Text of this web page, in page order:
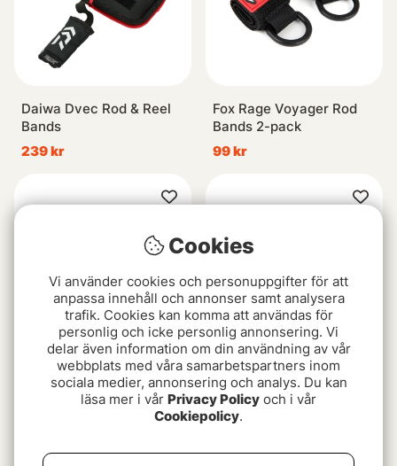
Daiwa Dvec Rod & Reel
Bands
239 kr
Fox Rage Voyager Rod
Bands 2-pack
99 kr
Savage Gear Rod Straps
2pcs
Simms Cam Strap 2-pack
Black
249 kr
Cookies
Vi använder cookies och personuppgifter för att
anpassa innehåll och annonser samt analysera
trafik. Cookies kan komma att användas för
personlig och icke personlig annonsering. Vi
delar även information om din användning av vår
webbplats med våra samarbetspartners inom
sociala medier, annonsering och analys. Du kan
läsa mer i vår Privacy Policy och i vår
Cookiepolicy.